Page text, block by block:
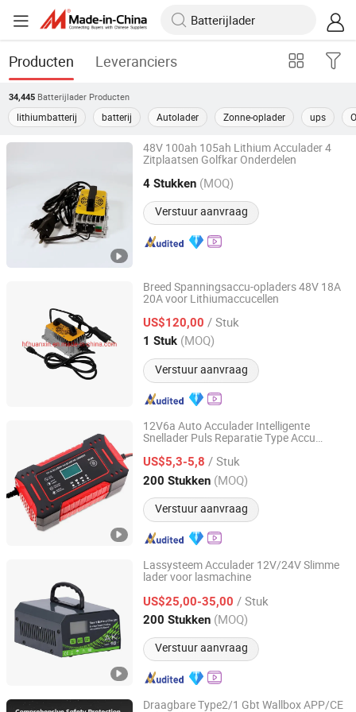
Producten Leveranciers
34,445 Batterijlader Producten
lithiumbatterij batterij Autolader Zonne-oplader ups
48V 100ah 105ah Lithium Acculader 4
Zitplaatsen Golfkar Onderdelen
4 Stukken (MOQ)
Verstuur aanvraag
Hefei Huanxin Technology Development Co., Ltd.
Anhui, China Sinds 2018
Breed Spanningsaccu-opladers 48V 18A
20A voor Lithiumaccucellen
US$120,00 / Stuk
1 Stuk (MOQ)
Verstuur aanvraag
Hefei Huanxin Technology Development Co., Ltd.
Anhui, China Sinds 2018
12V6a Auto Acculader Intelligente
Snellader Puls Reparatie Type Accu
Opladen
US$5,3-5,8 / Stuk
200 Stukken (MOQ)
Verstuur aanvraag
Anhui Sumeite Electronics Co., Ltd.
Anhui, China Sinds 2022
Lassysteem Acculader 12V/24V Slimme
lader voor lasmachine
US$25,00-35,00 / Stuk
200 Stukken (MOQ)
Verstuur aanvraag
Changsha Tianyi Intelligent Technology Co., Ltd
Hunan, China Sinds 2024
Draagbare Type2/1 Gbt Wallbox APP/CE